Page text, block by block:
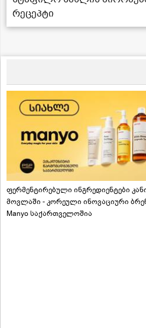
რეცეპტი
ფერმენტირებული ინგრედიენტები
მოვლაში - კორეული ინოვაციური
Manyo საქართველოშია